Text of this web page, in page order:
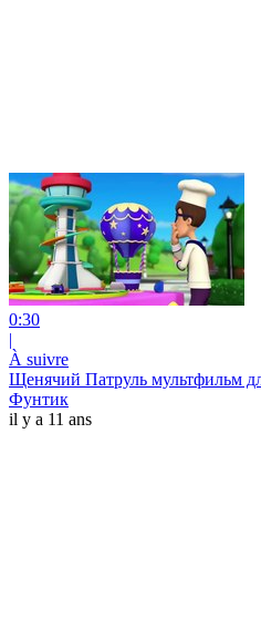
0:30
|
À suivre
Щенячий Патруль мультфильм
Фунтик
il y a 11 ans